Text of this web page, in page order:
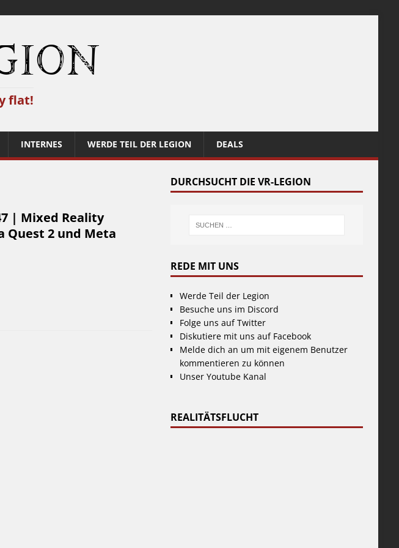
flat!
INTERNES WERDE TEIL DER LEGION DEALS
| Mixed Reality
2 und Meta
DURCHSUCHT DIE VR-LEGION
REDE MIT UNS
Werde Teil der Legion
Besuche uns im Discord
Folge uns auf Twitter
Diskutiere mit uns auf Facebook
Melde dich an um mit eigenem Benutzer
kommentieren zu können
Unser Youtube Kanal
REALITÄTSFLUCHT